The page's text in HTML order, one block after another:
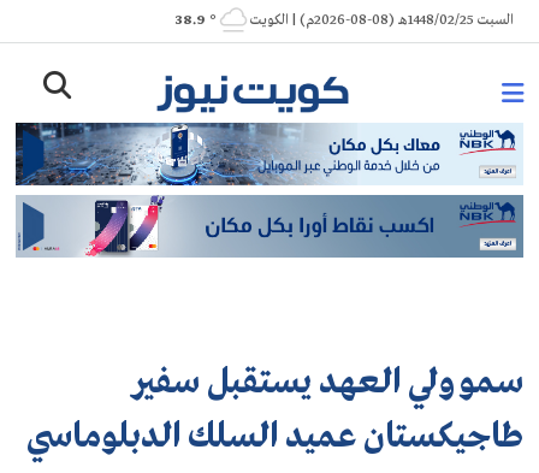
Skip
to
السبت 1448/02/25هـ (08-08-2026م) | الكويت ° 38.9
سمو ولي العهد يستقبل سفير
طاجيكستان عميد السلك الدبلوماسي